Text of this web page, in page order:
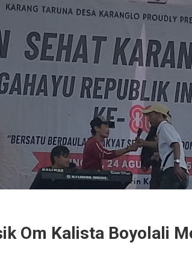
Om Kalista Boyolali